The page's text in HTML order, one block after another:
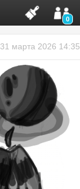
0
31 марта 2026 14:35